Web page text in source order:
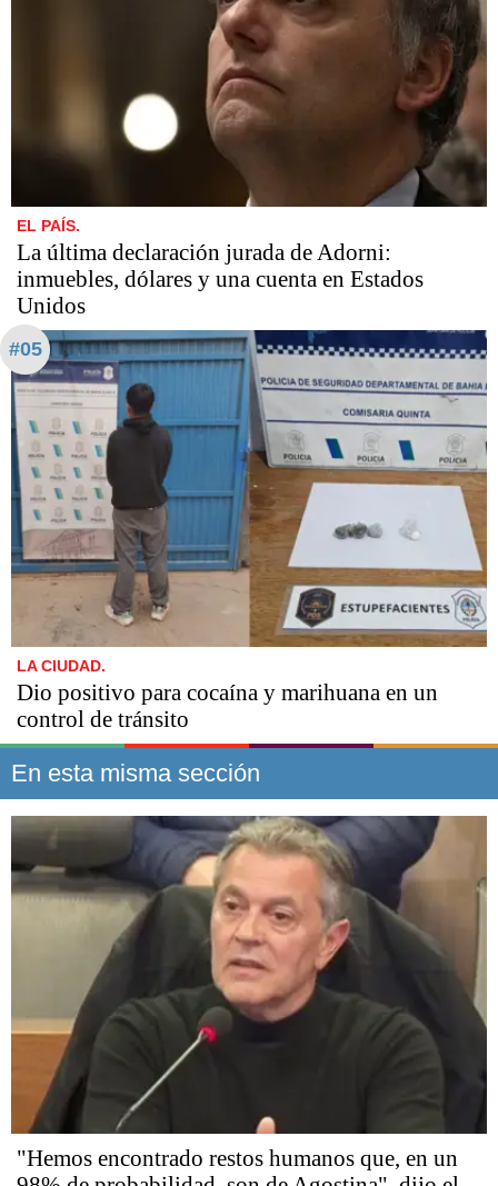
EL PAÍS.
La última declaración jurada de Adorni:
inmuebles, dólares y una cuenta en Estados
Unidos
#05
LA CIUDAD.
Dio positivo para cocaína y marihuana en un
control de tránsito
En esta misma sección
"Hemos encontrado restos humanos que, en un